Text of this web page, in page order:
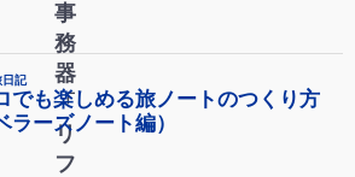
事
務
器
「
リ
フ